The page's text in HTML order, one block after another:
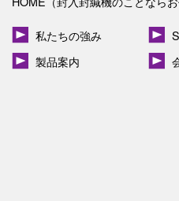
私たちの強み
製品案内